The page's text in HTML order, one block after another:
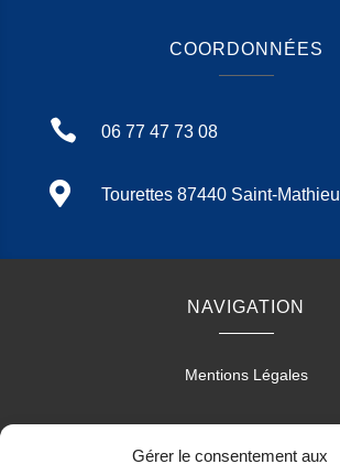
Gérer le consentement aux
COORDONNÉES
 06 77 47 73 08
 Tourettes 87440 Saint-Mathieu
NAVIGATION
Mentions Légales